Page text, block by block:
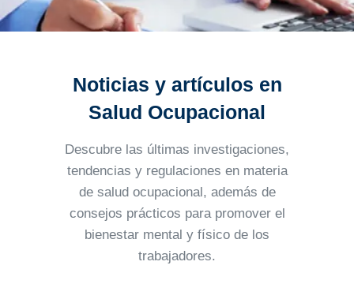
Noticias y artículos en
Salud Ocupacional
Descubre las últimas investigaciones,
tendencias y regulaciones en materia
de salud ocupacional, además de
consejos prácticos para promover el
bienestar mental y físico de los
trabajadores.